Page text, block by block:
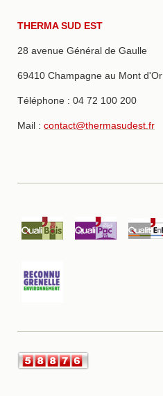
THERMA SUD EST
28 avenue Général de Gaulle
69410 Champagne au Mont d'Or
Téléphone : 04 72 100 200
Mail : contact@thermasudest.fr